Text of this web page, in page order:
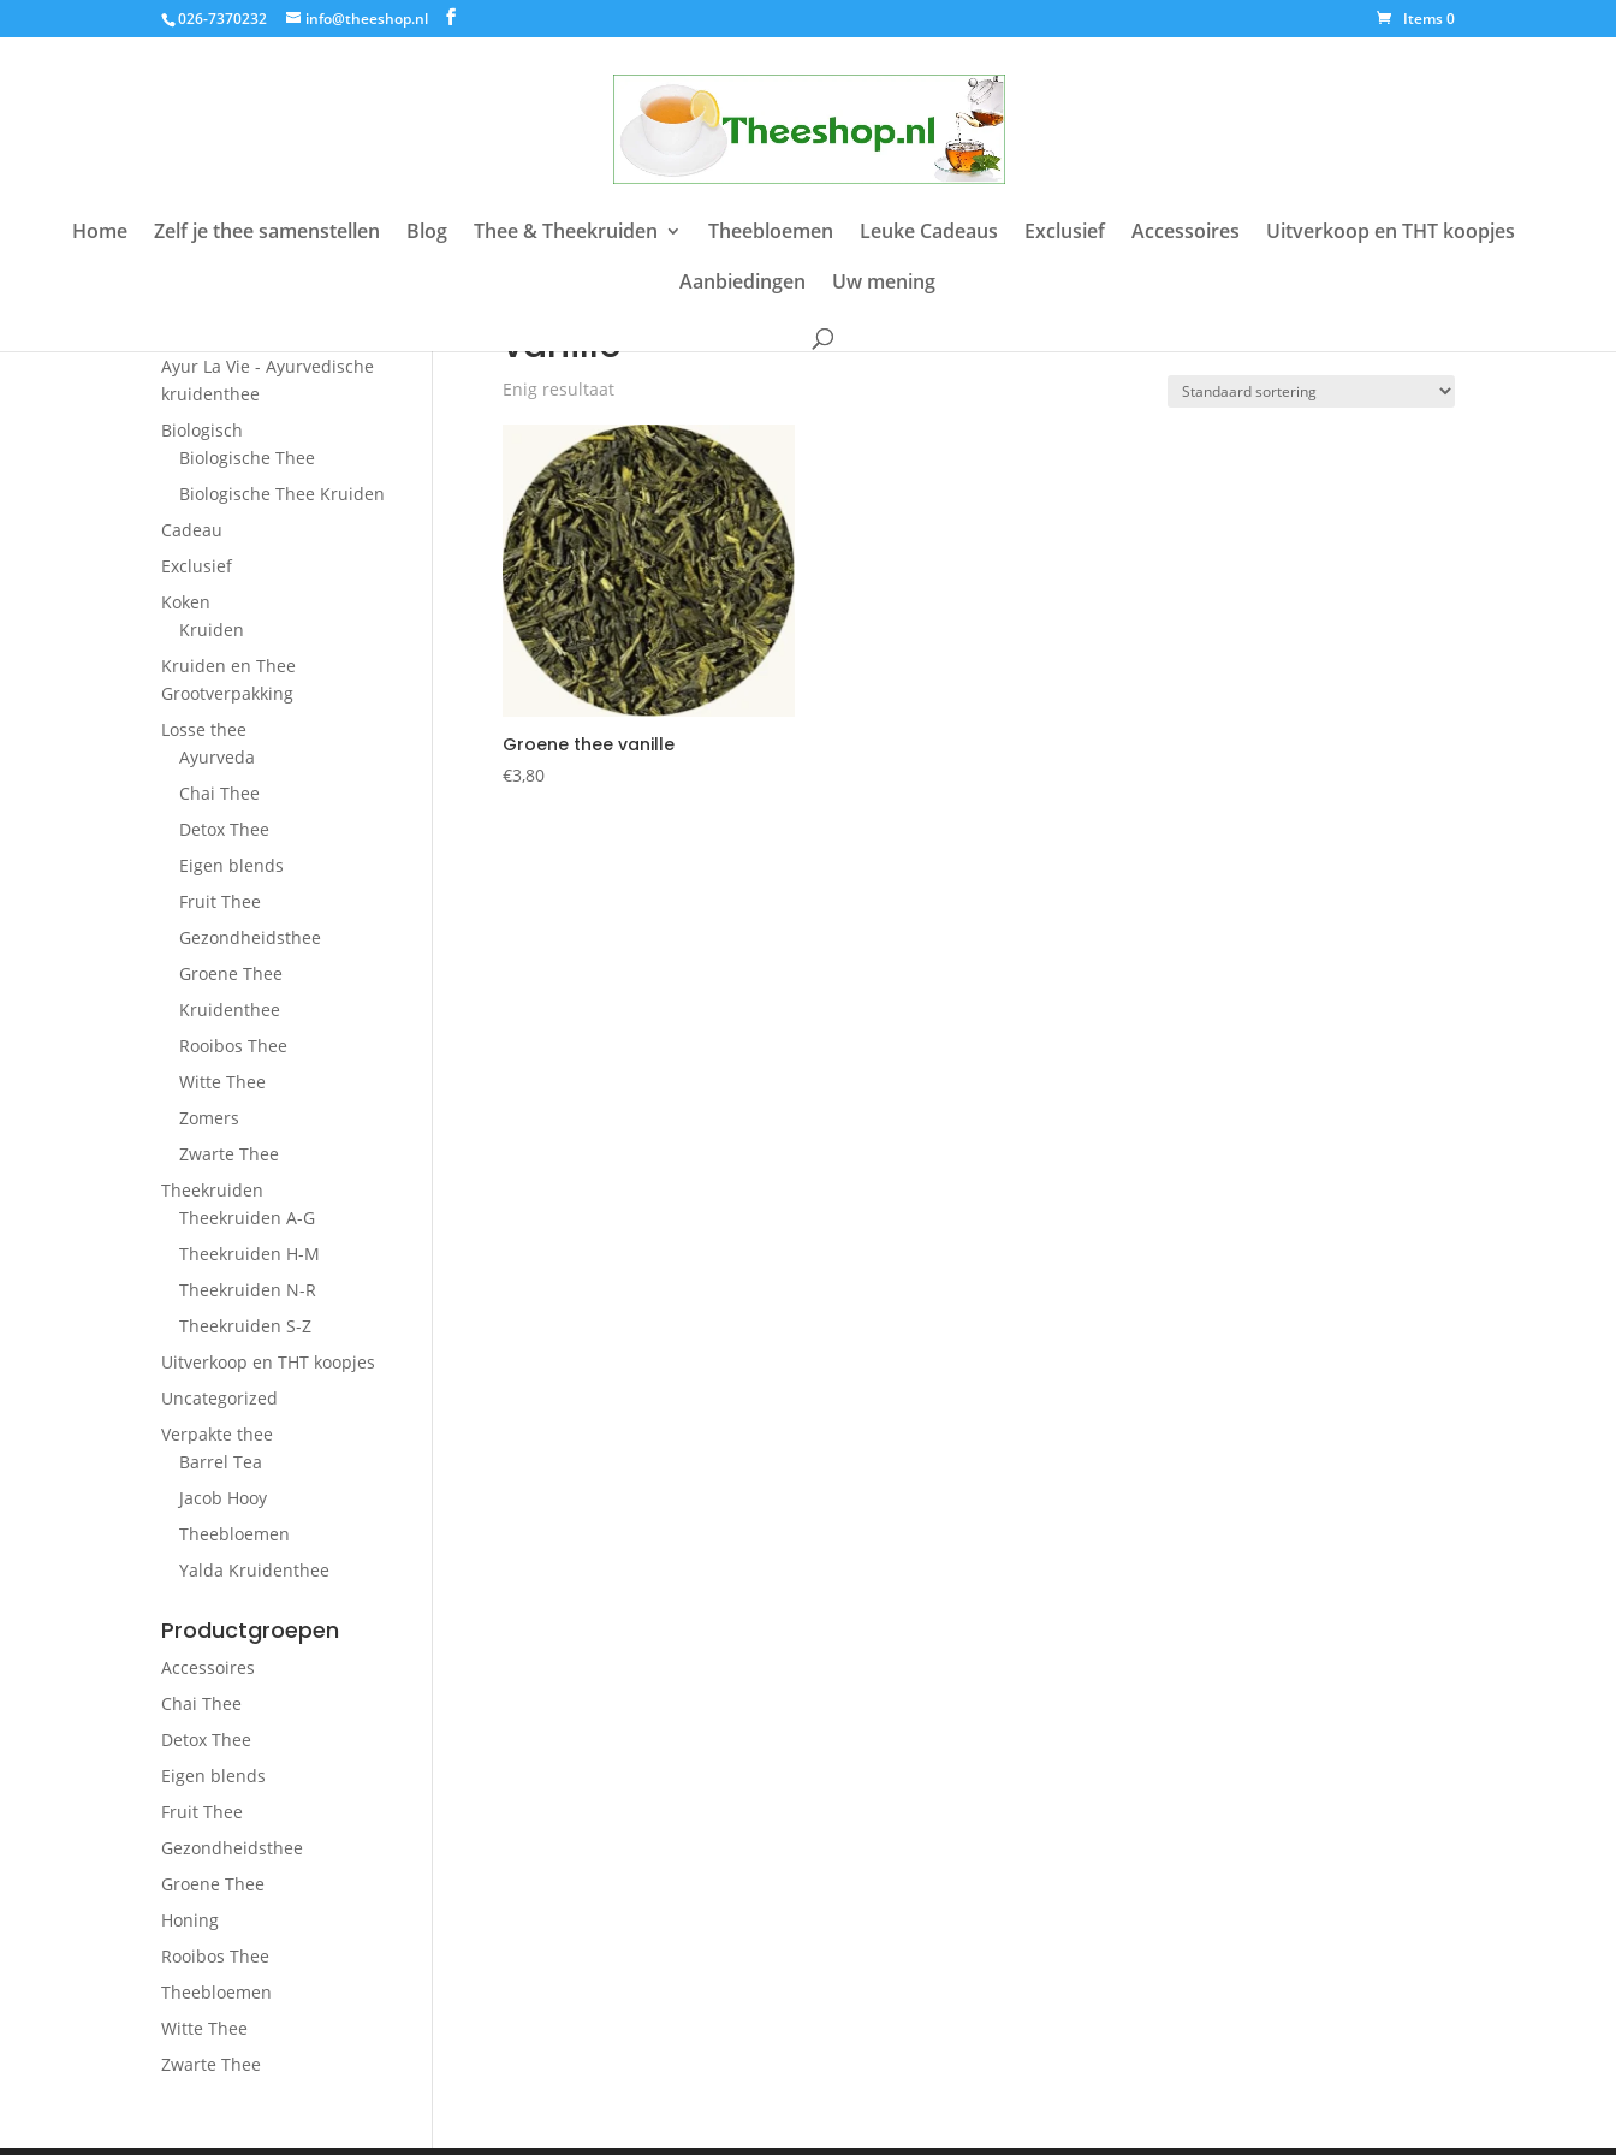
026-7370232 info@theeshop.nl Items 0
Home Zelf je thee samenstellen Blog Thee & Theekruiden Theebloemen Leuke Cadeaus Exclusief Accessoires
Uitverkoop en THT koopjes
Aanbiedingen
Uw mening
/ Producten getagged “vanille”
vanille
Enig resultaat
Groene thee vanille
€3,80
Ayur La Vie - Ayurvedische
kruidenthee
Biologisch
Biologische Thee
Biologische Thee Kruiden
Cadeau
Exclusief
Koken
Kruiden
Kruiden en Thee
Grootverpakking
Losse thee
Ayurveda
Chai Thee
Detox Thee
Eigen blends
Fruit Thee
Gezondheidsthee
Groene Thee
Kruidenthee
Rooibos Thee
Witte Thee
Zomers
Zwarte Thee
Theekruiden
Theekruiden A-G
Theekruiden H-M
Theekruiden N-R
Theekruiden S-Z
Uitverkoop en THT koopjes
Uncategorized
Verpakte thee
Barrel Tea
Jacob Hooy
Theebloemen
Yalda Kruidenthee
Productgroepen
Accessoires
Chai Thee
Detox Thee
Eigen blends
Fruit Thee
Gezondheidsthee
Groene Thee
Honing
Rooibos Thee
Theebloemen
Witte Thee
Zwarte Thee